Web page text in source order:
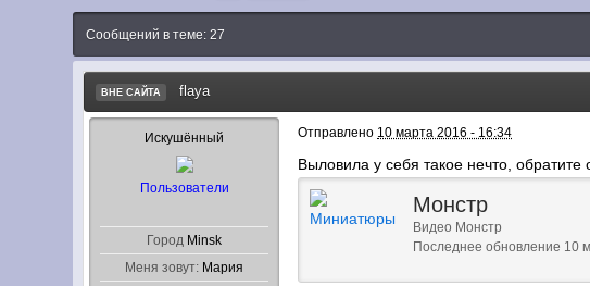
Сообщений в теме: 27
ВНЕ САЙТА flaya
Искушённый
Пользователи
Город Minsk
Меня зовут: Мария
Отправлено 10 марта 2016 - 16:34
Выловила у себя такое нечто,
Монстр
Видео Монстр
Последнее обновление 10